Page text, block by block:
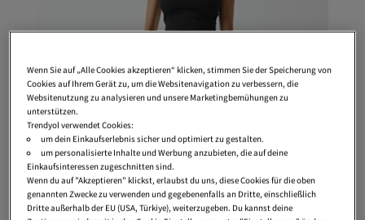
Wenn Sie auf „Alle Cookies akzeptieren“ klicken, stimmen Sie der Speicherung von
Cookies auf Ihrem Gerät zu, um die Websitenavigation zu verbessern, die
Websitenutzung zu analysieren und unsere Marketingbemühungen zu
unterstützen.
Trendyol verwendet Cookies:
um dein Einkaufserlebnis sicher und optimiert zu gestalten.
um personalisierte Inhalte und Werbung anzubieten, die auf deine
Einkaufsinteressen zugeschnitten sind.
Wenn du auf "Akzeptieren" klickst, erlaubst du uns, diese Cookies für die oben
genannten Zwecke zu verwenden und gegebenenfalls an Dritte, einschließlich
Dritte außerhalb der EU (USA, Türkiye), weiterzugeben. Du kannst deine